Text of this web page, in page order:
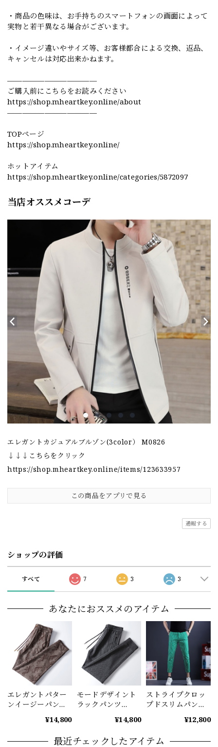
・商品の色味は、お手持ちのスマートフォンの画面によって
実物と若干異なる場合がございます。
・イメージ違いやサイズ等、お客様都合による交換、返品、
キャンセルは対応出来かねます。
————————————
ご購入前にこちらをお読みください
https://shop.mheartkey.online/about
————————————
TOPページ
https://shop.mheartkey.online/
ホットアイテム
https://shop.mheartkey.online/categories/5872097
当店オススメコーデ
エレガントカジュアルブルゾン(3color） M0826
↓↓↓こちらをクリック
https://shop.mheartkey.online/items/123633957
この商品をアプリで見る
通報する
ショップの評価
すべて 7 3 3
あなたにおススメのアイテム
エレガントパター
ンイージーパンツ
¥14,800
モードデザイント
ラックパンツ
¥14,800
ストライプクロッ
プドスリムパンツ
アンクル丈 M1045
¥12,800
最近チェックしたアイテム